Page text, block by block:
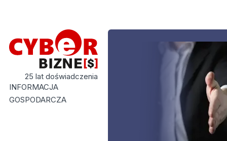
25 lat doświadczenia
INFORMACJA
GOSPODARCZA